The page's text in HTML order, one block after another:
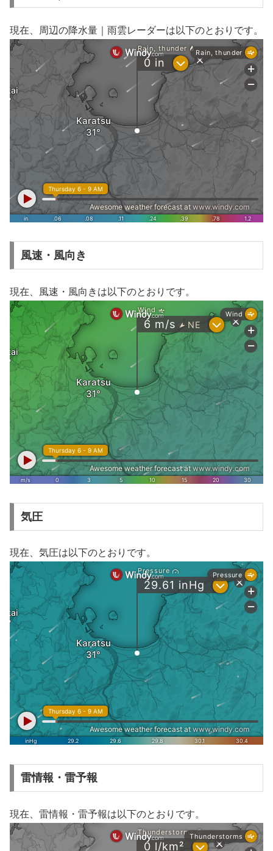
現在、周辺の降水量｜雨雲レーダーは以下のとおりです。
風速・風向き
現在、風速・風向きは以下のとおりです。
気圧
現在、気圧は以下のとおりです。
雷情報・雷予報
現在、雷情報・雷予報は以下のとおりです。